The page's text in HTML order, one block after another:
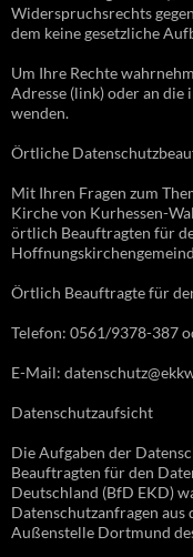
Widerspruchsrechts
dem keine gesetzliche
Um Ihre Rechte
Adresse (link) oder an die
wenden.
Örtliche
Mit Ihren Fragen zum
Kirche von Kurhessen-
örtlich Beauftragten für
Örtlich Beauftragte für
Telefon: 0561/9378-387
E-Mail:
Datenschutzaufsicht
Die Aufgaben der
Beauftragten für den
Deutschland (BfD EKD)
Datenschutzanfragen aus
Außenstelle Dortmund